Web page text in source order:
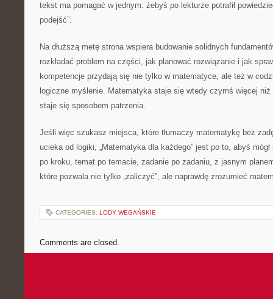
tekst ma pomagać w jednym: żebyś po lekturze potrafił
podejść”.
Na dłuższą metę strona wspiera budowanie solidnych
rozkładać problem na części, jak planować rozwiązanie i jak
kompetencje przydają się nie tylko w matematyce, ale też w
logiczne myślenie. Matematyka staje się wtedy czymś więcej
staje się sposobem patrzenia.
Jeśli więc szukasz miejsca, które tłumaczy matematykę bez
ucieka od logiki, „Matematyka dla każdego” jest po to, abyś
po kroku, temat po temacie, zadanie po zadaniu, z jasnym
które pozwala nie tylko „zaliczyć”, ale naprawdę zrozumieć
CATEGORIES: LODY WEGAŃSKIE
Comments are closed.